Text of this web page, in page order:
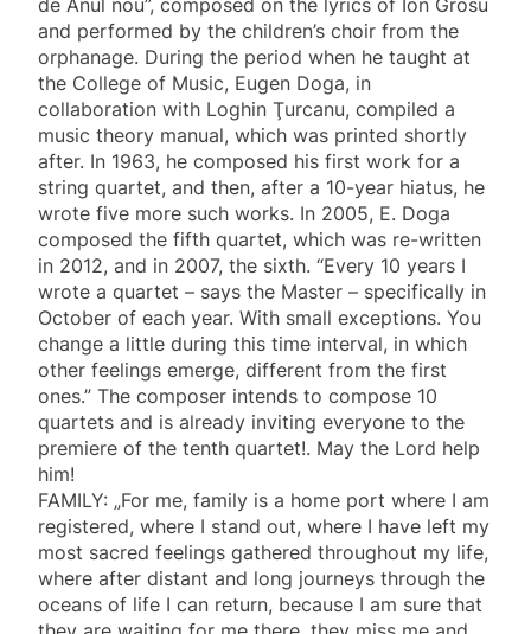
de Anul nou”, composed on the lyrics of Ion Grosu
and performed by the children’s choir from the
orphanage. During the period when he taught at
the College of Music, Eugen Doga, in
collaboration with Loghin Ţurcanu, compiled a
music theory manual, which was printed shortly
after. In 1963, he composed his first work for a
string quartet, and then, after a 10-year hiatus, he
wrote five more such works. In 2005, E. Doga
composed the fifth quartet, which was re-written
in 2012, and in 2007, the sixth. “Every 10 years I
wrote a quartet – says the Master – specifically in
October of each year. With small exceptions. You
change a little during this time interval, in which
other feelings emerge, different from the first
ones.” The composer intends to compose 10
quartets and is already inviting everyone to the
premiere of the tenth quartet!. May the Lord help
him!
FAMILY: „For me, family is a home port where I am
registered, where I stand out, where I have left my
most sacred feelings gathered throughout my life,
where after distant and long journeys through the
oceans of life I can return, because I am sure that